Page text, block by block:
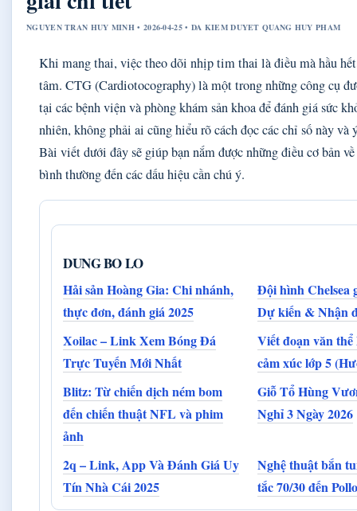
NGUYEN TRAN HUY MINH • 2026-04-25 • DA KIEM DUYET QUANG HUY PHAM
Khi mang thai, việc theo dõi nhịp tim thai là điều mà hầu hết
tâm. CTG (Cardiotocography) là một trong những công cụ
tại các bệnh viện và phòng khám sản khoa để đánh giá sức
nhiên, không phải ai cũng hiểu rõ cách đọc các chỉ số này và
Bài viết dưới đây sẽ giúp bạn nắm được những điều cơ bản
bình thường đến các dấu hiệu cần chú ý.
DUNG BO LO
Hải sản Hoàng Gia: Chi nhánh,
thực đơn, đánh giá 2025
Đội hình Chelsea
Dự kiến & Nhận
Xoilac – Link Xem Bóng Đá
Trực Tuyến Mới Nhất
Viết đoạn văn
cảm xúc lớp 5
Blitz: Từ chiến dịch ném bom
đến chiến thuật NFL và phim
ảnh
Giỗ Tổ Hùng
Nghỉ 3 Ngày 2026
2q – Link, App Và Đánh Giá Uy
Tín Nhà Cái 2025
Nghệ thuật bắn
tắc 70/30 đến